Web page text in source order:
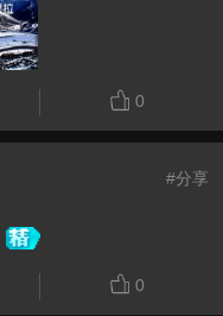
0
#分享
0